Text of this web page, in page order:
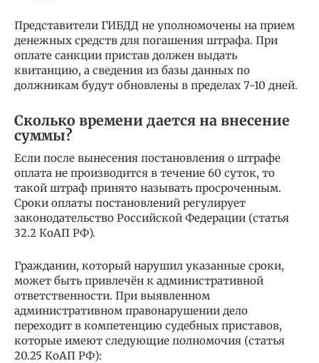
Представители ГИБДД не уполномочены на прием
денежных средств для погашения штрафа. При
оплате санкции пристав должен выдать
квитанцию, а сведения из базы данных по
должникам будут обновлены в пределах 7-10 дней.
Сколько времени дается на внесение
суммы?
Если после вынесения постановления о штрафе
оплата не производится в течение 60 суток, то
такой штраф принято называть просроченным.
Сроки оплаты постановлений регулирует
законодательство Российской Федерации (статья
32.2 КоАП РФ).
Гражданин, который нарушил указанные сроки,
может быть привлечён к административной
ответственности. При выявленном
административном правонарушении дело
переходит в компетенцию судебных приставов,
которые имеют следующие полномочия (статья
20.25 КоАП РФ):